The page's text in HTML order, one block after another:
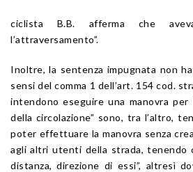
ciclista B.B. afferma che
l’attraversamento”.
Inoltre, la sentenza impugnata non
sensi del comma 1 dell’art. 154 cod.
intendono eseguire una manovra
della circolazione” sono, tra l’altro,
poter effettuare la manovra senza
agli altri utenti della strada, tenendo
distanza, direzione di essi”, altresì